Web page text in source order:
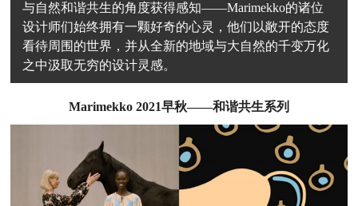
与自然和谐共生的角度获得感知——Marimekko的诸位
设计师们始终拥有一颗好奇的心灵，他们以敞开的态度
看待周围的世界，并从全新的地域与大自然的千变万化
之中汲取无穷的设计灵感。
Marimekko 2021早秋——和谐共生系列